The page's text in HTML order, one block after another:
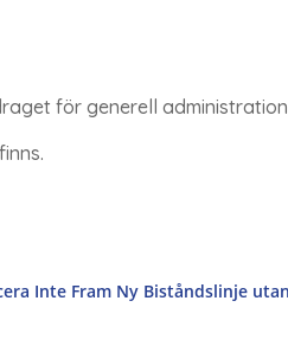
för generell
Inte Fram Ny Biståndslinje